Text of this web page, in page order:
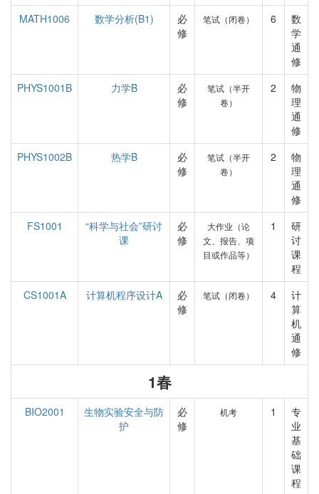
MATH1006
数学分析(B1)
必
修
笔试（闭卷） 6
数
学
通
修
PHYS1001B
力学B
必
修
笔试（半开
卷）
2
物
理
通
修
PHYS1002B
热学B
必
修
笔试（半开
卷）
2
物
理
通
修
FS1001
“科学与社会”研讨
课
必
修
大作业（论
文、报告、项
目或作品等）
1
研
讨
课
程
CS1001A
计算机程序设计A
必
修
笔试（闭卷） 4
计
算
机
通
修
1春
BIO2001
生物实验安全与防
护
必
修
机考 1
专
业
基
础
课
程